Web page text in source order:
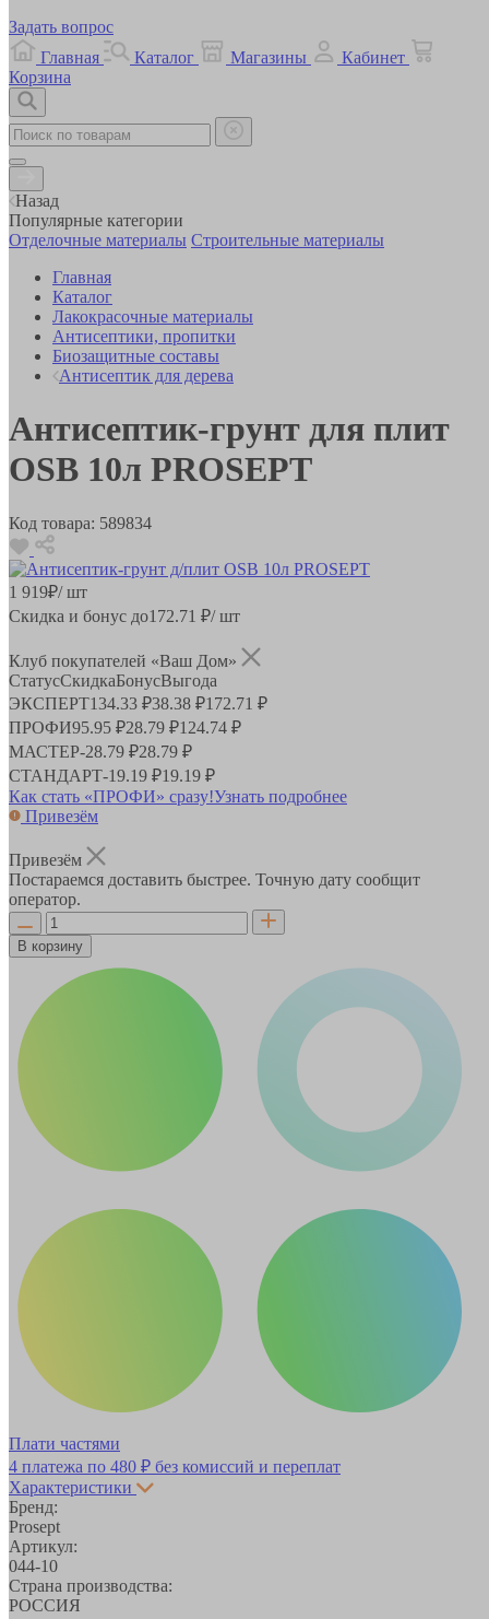
Задать вопрос
Главная
Каталог Магазины
Кабинет
Корзина
Назад
Популярные категории
Отделочные материалы Строительные материалы
Главная
Каталог
Лакокрасочные материалы
Антисептики, пропитки
Биозащитные составы
Антисептик для дерева
Антисептик-грунт для плит
OSB 10л PROSEPT
Код товара: 589834
1 919₽/ шт
Скидка и бонус до172.71 ₽/ шт
Клуб покупателей «Ваш Дом»
СтатусСкидкаБонусВыгода
ЭКСПЕРТ134.33 ₽38.38 ₽172.71 ₽
ПРОФИ95.95 ₽28.79 ₽124.74 ₽
МАСТЕР-28.79 ₽28.79 ₽
СТАНДАРТ-19.19 ₽19.19 ₽
Как стать «ПРОФИ» сразу!Узнать подробнее
Привезём
Привезём
Постараемся доставить быстрее. Точную дату сообщит
оператор.
В корзину
Плати частями
4 платежа по 480 ₽ без комиссий и переплат
Характеристики
Бренд:
Prosept
Артикул:
044-10
Страна производства:
РОССИЯ